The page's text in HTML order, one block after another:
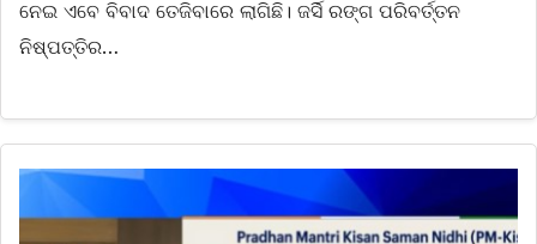
ନେଇ ଏବେ ବିବାଦ ତେଜିବାରେ ଲାଗିଛି। ଜର୍ସି ରଙ୍ଗ ପରିବର୍ତ୍ତନ
ନିଷ୍ପତ୍ତିର…